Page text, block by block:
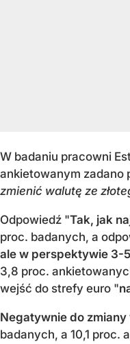
W badaniu pracowni
ankietowanym zadano
zmienić walutę ze
Odpowiedź "Tak, jak
proc. badanych, a
ale w perspektywie 3-5
3,8 proc.
wejść do strefy euro "
Negatywnie do
badanych, a 10,1 proc.